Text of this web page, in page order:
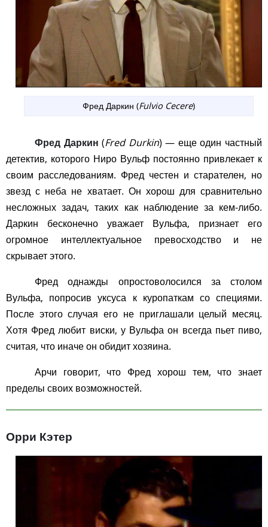
Фред Даркин (Fulvio Cecere)
Фред Даркин (Fred Durkin) — еще один частный
детектив, которого Ниро Вульф постоянно привлекает к
своим расследованиям. Фред честен и старателен, но
звезд с неба не хватает. Он хорош для сравнительно
несложных задач, таких как наблюдение за кем-либо.
Даркин бесконечно уважает Вульфа, признает его
огромное интеллектуальное превосходство и не
скрывает этого.
Фред однажды опростоволосился за столом
Вульфа, попросив уксуса к куропаткам со специями.
После этого случая его не приглашали целый месяц.
Хотя Фред любит виски, у Вульфа он всегда пьет пиво,
считая, что иначе он обидит хозяина.
Арчи говорит, что Фред хорош тем, что знает
пределы своих возможностей.
Орри Кэтер